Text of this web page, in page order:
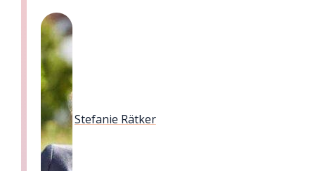
Stefanie Rätker